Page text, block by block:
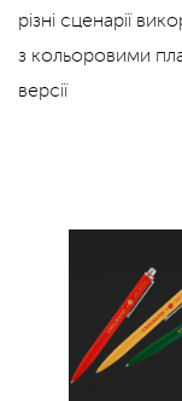
різні сценарії
з кольоровими
версії